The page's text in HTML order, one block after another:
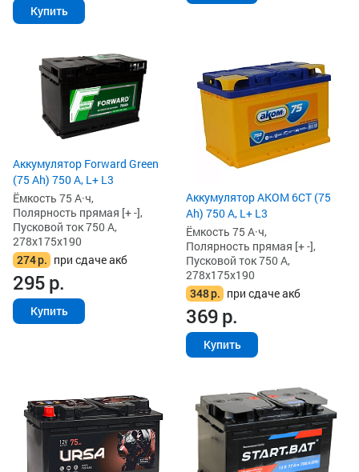
Купить
Аккумулятор Forward Green
(75 Ah) 750 А, L+ L3
Ёмкость 75 А·ч,
Полярность прямая [+ -],
Пусковой ток 750 А,
278x175x190
274р. при сдаче акб
295р.
Купить
Аккумулятор AKOM 6СТ (75
Ah) 750 А, L+ L3
Ёмкость 75 А·ч,
Полярность прямая [+ -],
Пусковой ток 750 А,
278x175x190
348р. при сдаче акб
369р.
Купить